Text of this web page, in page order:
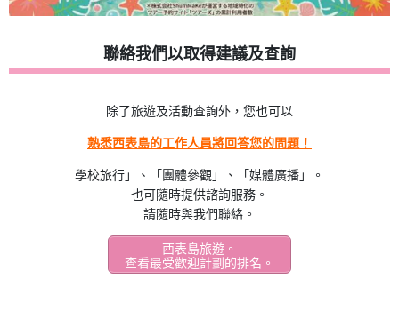
聯絡我們以取得建議及查詢
除了旅遊及活動查詢外，您也可以
熟悉西表島的工作人員將回答您的問題！
學校旅行」、「團體參觀」、「媒體廣播」。
也可隨時提供諮詢服務。
請隨時與我們聯絡。
西表島旅遊。
查看最受歡迎計劃的排名。